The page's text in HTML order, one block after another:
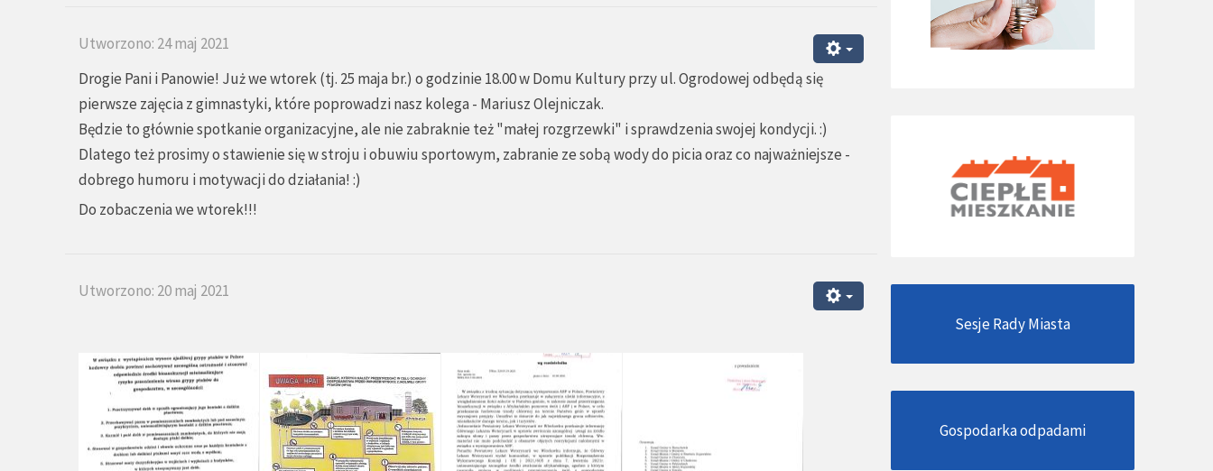
Utworzono: 24 maj 2021
Drogie Pani i Panowie! Już we wtorek (tj. 25 maja br.) o godzinie 18.00 w Domu Kultury przy ul. Ogrodowej odbędą się
pierwsze zajęcia z gimnastyki, które poprowadzi nasz kolega - Mariusz Olejniczak.
Będzie to głównie spotkanie organizacyjne, ale nie zabraknie też "małej rozgrzewki" i sprawdzenia swojej kondycji. :)
Dlatego też prosimy o stawienie się w stroju i obuwiu sportowym, zabranie ze sobą wody do picia oraz co najważniejsze -
dobrego humoru i motywacji do działania! :)
Do zobaczenia we wtorek!!!
Utworzono: 20 maj 2021
Sesje Rady Miasta
Gospodarka odpadami